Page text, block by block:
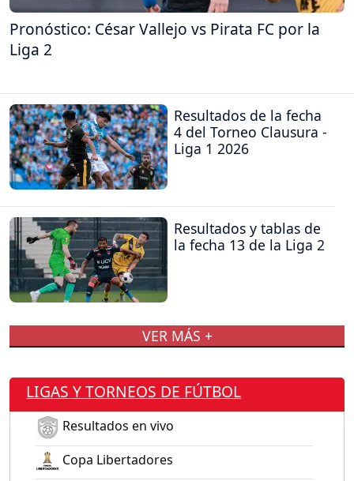
Pronóstico: César Vallejo vs Pirata FC por la
Liga 2
Resultados de la fecha
4 del Torneo Clausura -
Liga 1 2026
Resultados y tablas de
la fecha 13 de la Liga 2
VER MÁS +
LIGAS Y TORNEOS DE FÚTBOL
Resultados en vivo
Copa Libertadores